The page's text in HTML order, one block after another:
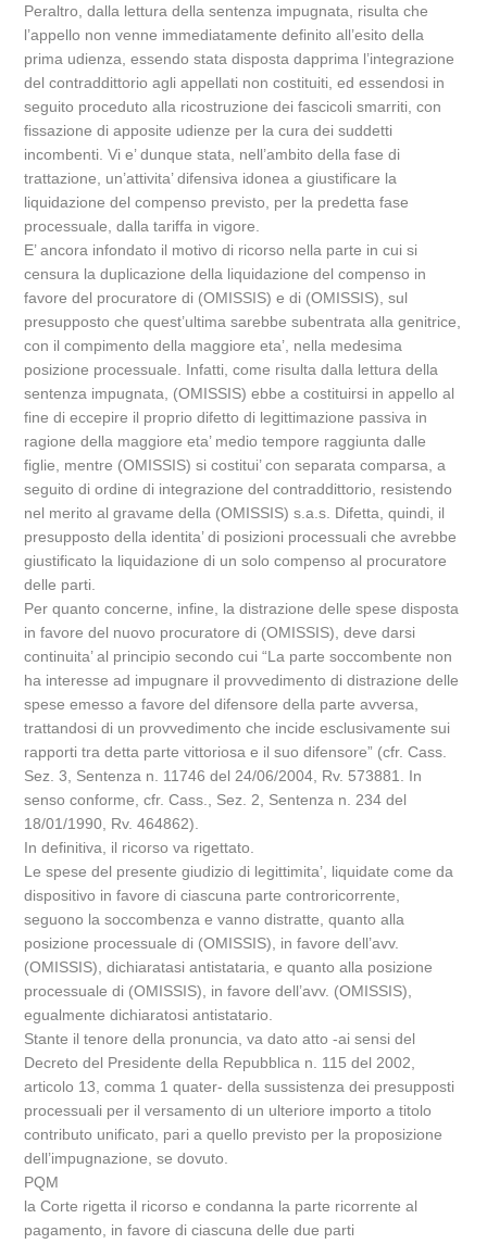
Peraltro, dalla lettura della sentenza impugnata, risulta che
l’appello non venne immediatamente definito all’esito della
prima udienza, essendo stata disposta dapprima l’integrazione
del contraddittorio agli appellati non costituiti, ed essendosi in
seguito proceduto alla ricostruzione dei fascicoli smarriti, con
fissazione di apposite udienze per la cura dei suddetti
incombenti. Vi e’ dunque stata, nell’ambito della fase di
trattazione, un’attivita’ difensiva idonea a giustificare la
liquidazione del compenso previsto, per la predetta fase
processuale, dalla tariffa in vigore.
E’ ancora infondato il motivo di ricorso nella parte in cui si
censura la duplicazione della liquidazione del compenso in
favore del procuratore di (OMISSIS) e di (OMISSIS), sul
presupposto che quest’ultima sarebbe subentrata alla genitrice,
con il compimento della maggiore eta’, nella medesima
posizione processuale. Infatti, come risulta dalla lettura della
sentenza impugnata, (OMISSIS) ebbe a costituirsi in appello al
fine di eccepire il proprio difetto di legittimazione passiva in
ragione della maggiore eta’ medio tempore raggiunta dalle
figlie, mentre (OMISSIS) si costitui’ con separata comparsa, a
seguito di ordine di integrazione del contraddittorio, resistendo
nel merito al gravame della (OMISSIS) s.a.s. Difetta, quindi, il
presupposto della identita’ di posizioni processuali che avrebbe
giustificato la liquidazione di un solo compenso al procuratore
delle parti.
Per quanto concerne, infine, la distrazione delle spese disposta
in favore del nuovo procuratore di (OMISSIS), deve darsi
continuita’ al principio secondo cui “La parte soccombente non
ha interesse ad impugnare il provvedimento di distrazione delle
spese emesso a favore del difensore della parte avversa,
trattandosi di un provvedimento che incide esclusivamente sui
rapporti tra detta parte vittoriosa e il suo difensore” (cfr. Cass.
Sez. 3, Sentenza n. 11746 del 24/06/2004, Rv. 573881. In
senso conforme, cfr. Cass., Sez. 2, Sentenza n. 234 del
18/01/1990, Rv. 464862).
In definitiva, il ricorso va rigettato.
Le spese del presente giudizio di legittimita’, liquidate come da
dispositivo in favore di ciascuna parte controricorrente,
seguono la soccombenza e vanno distratte, quanto alla
posizione processuale di (OMISSIS), in favore dell’avv.
(OMISSIS), dichiaratasi antistataria, e quanto alla posizione
processuale di (OMISSIS), in favore dell’avv. (OMISSIS),
egualmente dichiaratosi antistatario.
Stante il tenore della pronuncia, va dato atto -ai sensi del
Decreto del Presidente della Repubblica n. 115 del 2002,
articolo 13, comma 1 quater- della sussistenza dei presupposti
processuali per il versamento di un ulteriore importo a titolo
contributo unificato, pari a quello previsto per la proposizione
dell’impugnazione, se dovuto.
PQM
la Corte rigetta il ricorso e condanna la parte ricorrente al
pagamento, in favore di ciascuna delle due parti